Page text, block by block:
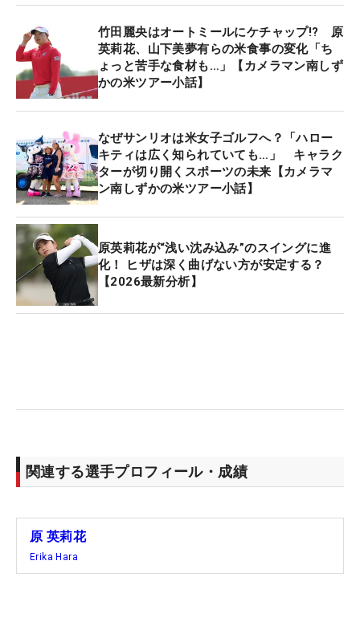
竹田麗央はオートミールにケチャップ!? 原
英莉花、山下美夢有らの米食事の変化「ち
ょっと苦手な食材も…」【カメラマン南しず
かの米ツアー小話】
なぜサンリオは米女子ゴルフへ？「ハロー
キティは広く知られていても…」 キャラク
ターが切り開くスポーツの未来【カメラマ
ン南しずかの米ツアー小話】
原英莉花が“浅い沈み込み”のスイングに進
化！ ヒザは深く曲げない方が安定する？
【2026最新分析】
関連する選手プロフィール・成績
原 英莉花
Erika Hara